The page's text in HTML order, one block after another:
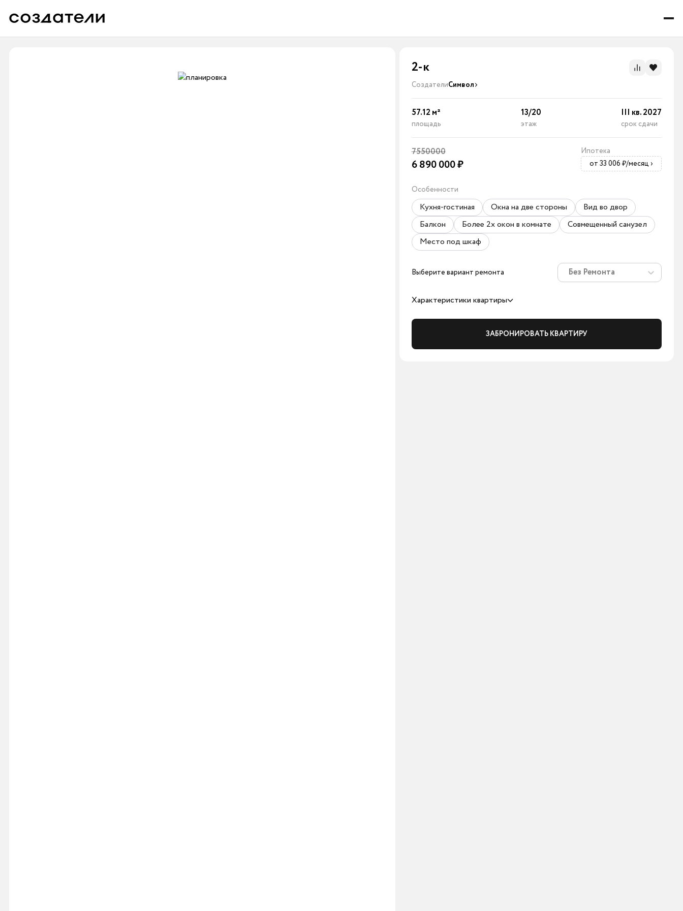
2-к
СоздателиСимвол
57.12 м²
площадь
13/20
этаж
III кв. 2027
срок сдачи
7550000
6 890 000₽
Ипотека
от 33 006 ₽/месяц ›
Особенности
Кухня-гостиная Окна на две стороны
Вид во двор
Балкон
Более 2х окон в комнате
Совмещенный санузел
Место под шкаф
Выберите вариант ремонта Без Ремонта
Характеристики квартиры
ЗАБРОНИРОВАТЬ КВАРТИРУ